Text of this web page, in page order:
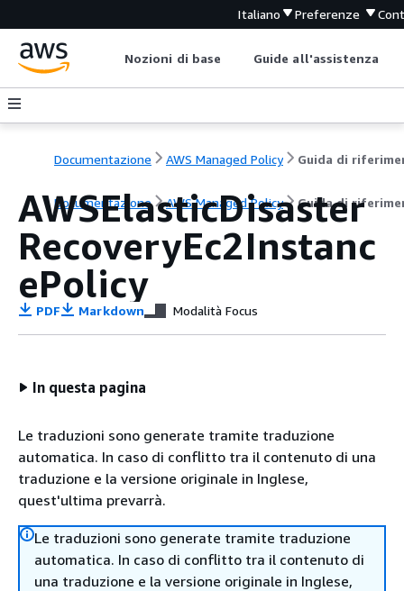
Italiano Preferenze
Nozioni di base Guide all'assistenza
Documentazione AWS Managed Policy
Documentazione AWS Managed Policy Guida di
AWSElasticDisaster
RecoveryEc2Instanc
ePolicy
PDF Markdown Modalità Focus
In questa pagina
Le traduzioni sono generate tramite traduzione
automatica. In caso di conflitto tra il contenuto di una
traduzione e la versione originale in Inglese,
quest'ultima prevarrà.
Le traduzioni sono generate tramite traduzione
automatica. In caso di conflitto tra il contenuto di
una traduzione e la versione originale in Inglese,